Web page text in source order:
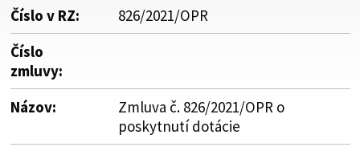
Číslo v RZ:
826/2021/OPR
Číslo
zmluvy:
Názov:
Zmluva č. 826/2021/OPR o
poskytnutí dotácie